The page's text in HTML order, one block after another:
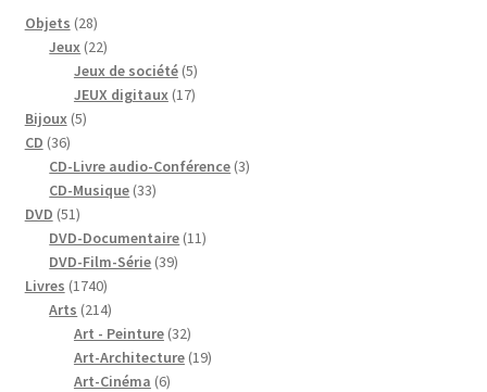
Objets 2828
produits
Jeux 2222
produits
Jeux de société 55
produits
JEUX digitaux 1717
Bijoux 55
CD 3636
produits
CD-Livre audio-Conférence 33
CD-Musique 3333
DVD 5151
produits
DVD-Documentaire 1111
DVD-Film-Série 3939
Livres 17401740
produits
Arts 214214
produits
Art - Peinture 3232
produits
Art-Architecture 1919
Art-Cinéma 66